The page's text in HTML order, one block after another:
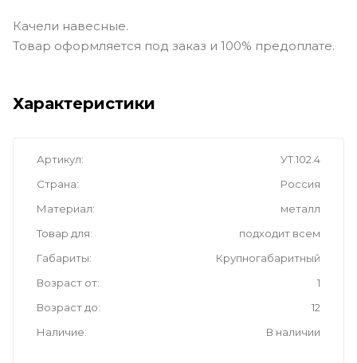
Качели навесные.
Товар оформляется под заказ и 100% предоплате.
Характеристики
Артикул
УТ.102.4
Страна
Россия
Материал
металл
Товар для
подходит всем
Габариты
Крупногабаритный
Возраст от
1
Возраст до
12
Наличие
В наличии